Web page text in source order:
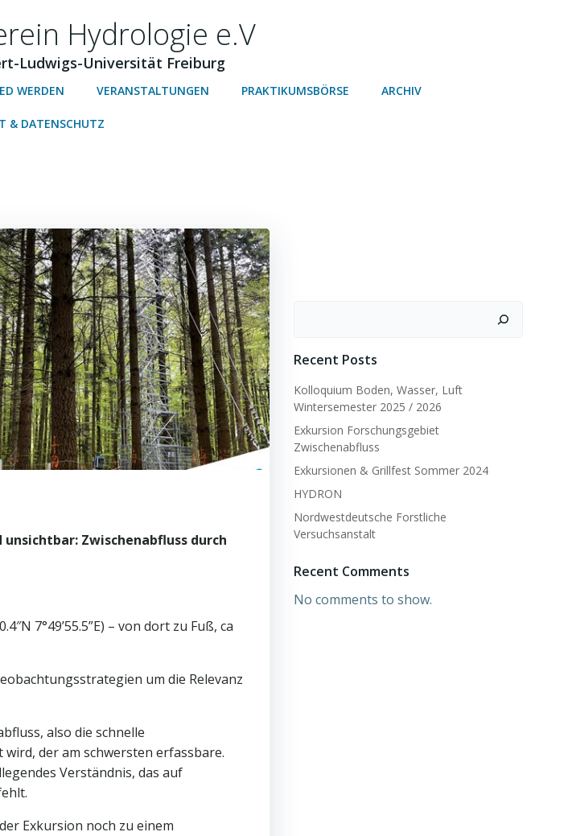
Hydrologie e.V
Ludwigs-Universität Freiburg
WERDEN VERANSTALTUNGEN PRAKTIKUMSBÖRSE ARCHIV
& DATENSCHUTZ
unsichtbar: Zwischenabfluss durch
7°49’55.5”E) – von dort zu Fuß, ca
um die Relevanz
also die schnelle
der am schwersten erfassbare.
Verständnis, das auf
Exkursion noch zu einem
Recent Posts
Kolloquium Boden, Wasser, Luft
Wintersemester 2025 / 2026
Exkursion Forschungsgebiet
Zwischenabfluss
Exkursionen & Grillfest Sommer 2024
HYDRON
Nordwestdeutsche Forstliche
Versuchsanstalt
Recent Comments
No comments to show.